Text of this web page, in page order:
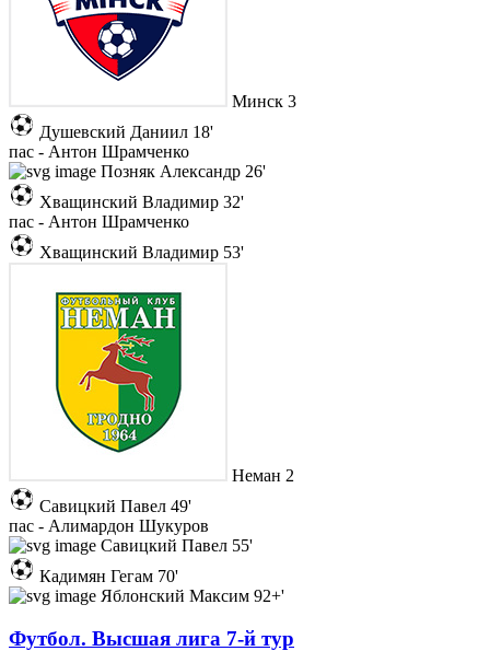
Минск 3
Душевский Даниил 18'
пас - Антон Шрамченко
Позняк Александр 26'
Хващинский Владимир 32'
пас - Антон Шрамченко
Хващинский Владимир 53'
Неман 2
Савицкий Павел 49'
пас - Алимардон Шукуров
Савицкий Павел 55'
Кадимян Гегам 70'
Яблонский Максим 92+'
Футбол. Высшая лига 7-й тур